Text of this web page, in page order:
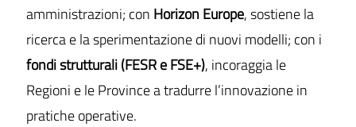
amministrazioni; con Horizon Europe, sostiene la
ricerca e la sperimentazione di nuovi modelli; con i
fondi strutturali (FESR e FSE+), incoraggia le
Regioni e le Province a tradurre l’innovazione in
pratiche operative.